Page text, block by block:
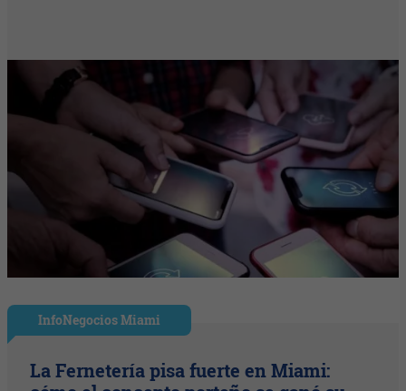
InfoNegocios Miami
La Fernetería pisa fuerte en Miami: